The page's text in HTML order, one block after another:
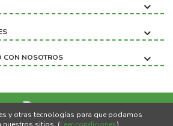
CON NOSOTROS
©2020 BIOBICHO
y otras tecnologías para que podamos